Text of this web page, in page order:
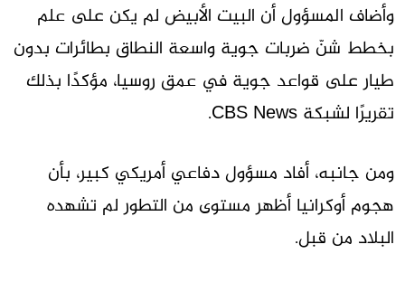
وأضاف المسؤول أن البيت الأبيض لم يكن على علم
بخطط شنّ ضربات جوية واسعة النطاق بطائرات بدون
طيار على قواعد جوية في عمق روسيا، مؤكدًا بذلك
تقريرًا لشبكة CBS News.
ومن جانبه، أفاد مسؤول دفاعي أمريكي كبير، بأن
هجوم أوكرانيا أظهر مستوى من التطور لم تشهده
البلاد من قبل.